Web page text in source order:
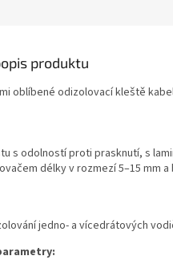
produktu
oblíbené odizolovací kleště
s odolností proti prasknutí, s
délky v rozmezí 5–15 mm
jedno- a vícedrátových